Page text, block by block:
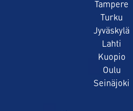
Tampere
Turku
Jyväskylä
Lahti
Kuopio
Oulu
Seinäjoki